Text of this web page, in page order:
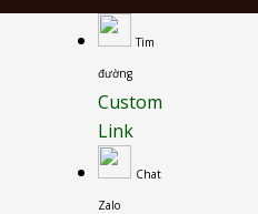
Tìm
đường
Custom
Link
Chat
Zalo